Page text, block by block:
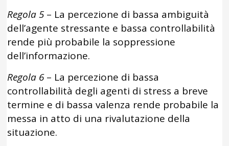
Regola 5 – La percezione di bassa ambiguità
dell’agente stressante e bassa controllabilità
rende più probabile la soppressione
dell’informazione.
Regola 6– La percezione di bassa
controllabilità degli agenti di stress a breve
termine e di bassa valenza rende probabile la
messa in atto di una rivalutazione della
situazione.